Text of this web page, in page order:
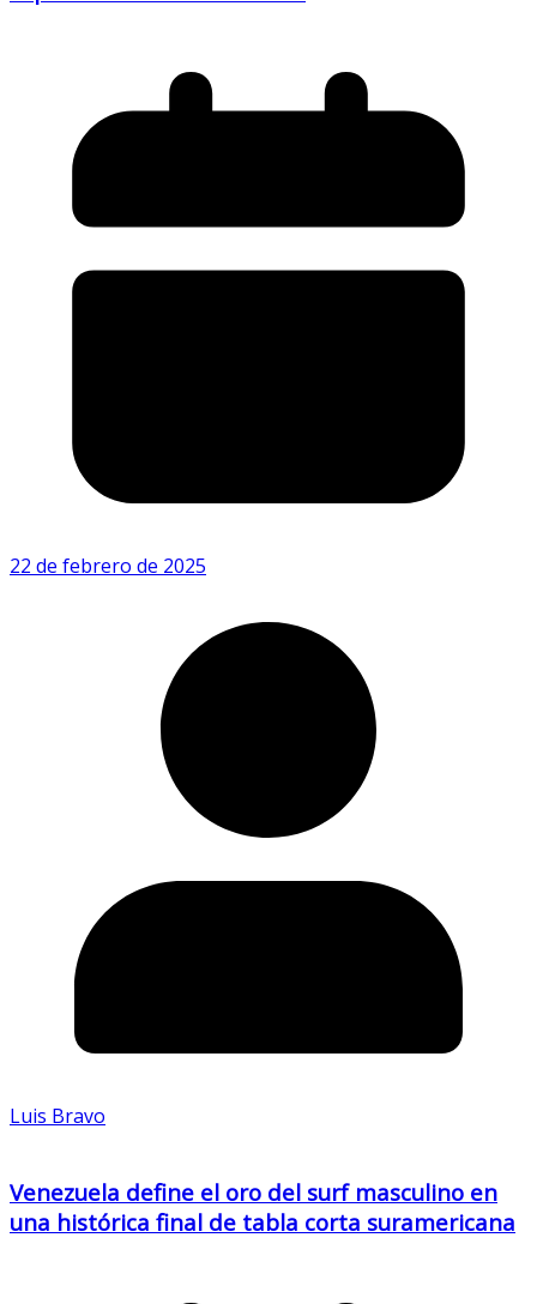
22 de febrero de 2025
Luis Bravo
Venezuela define el oro del surf masculino en
una histórica final de tabla corta suramericana